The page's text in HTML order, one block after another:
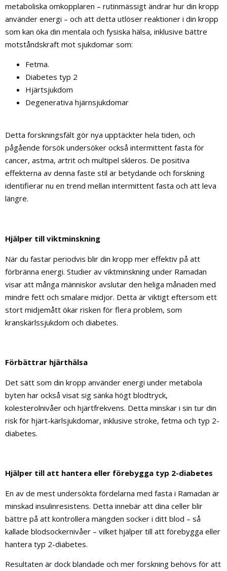
metaboliska omkopplaren – rutinmässigt ändrar hur din kropp
använder energi – och att detta utlöser reaktioner i din kropp
som kan öka din mentala och fysiska hälsa, inklusive bättre
motståndskraft mot sjukdomar som:
Fetma.
Diabetes typ 2
Hjärtsjukdom
Degenerativa hjärnsjukdomar
Detta forskningsfält gör nya upptäckter hela tiden, och
pågående försök undersöker också intermittent fasta för
cancer, astma, artrit och multipel skleros. De positiva
effekterna av denna faste stil är betydande och forskning
identifierar nu en trend mellan intermittent fasta och att leva
längre.
Hjälper till viktminskning
När du fastar periodvis blir din kropp mer effektiv på att
förbränna energi. Studier av viktminskning under Ramadan
visar att många människor avslutar den heliga månaden med
mindre fett och smalare midjor. Detta är viktigt eftersom ett
stort midjemått ökar risken för flera problem, som
kranskärlssjukdom och diabetes.
Förbättrar hjärthälsa
Det sätt som din kropp använder energi under metabola
byten har också visat sig sänka högt blodtryck,
kolesterolnivåer och hjärtfrekvens. Detta minskar i sin tur din
risk för hjärt-kärlsjukdomar, inklusive stroke, fetma och typ 2-
diabetes.
Hjälper till att hantera eller förebygga typ 2-diabetes
En av de mest undersökta fördelarna med fasta i Ramadan är
minskad insulinresistens. Detta innebär att dina celler blir
bättre på att kontrollera mängden socker i ditt blod – så
kallade blodsockernivåer – vilket hjälper till att förebygga eller
hantera typ 2-diabetes.
Resultaten är dock blandade och mer forskning behövs för att